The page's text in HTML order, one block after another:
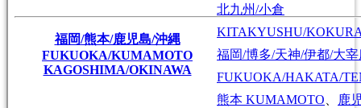
福岡/熊本/鹿児島/沖縄
FUKUOKA/KUMAMOTO
KAGOSHIMA/OKINAWA
北九州/小倉
KITAKYUSHU/
福岡/博多/天神/伊都/大宰
FUKUOKA/HAKATA/
熊本 KUMAMOTO 鹿